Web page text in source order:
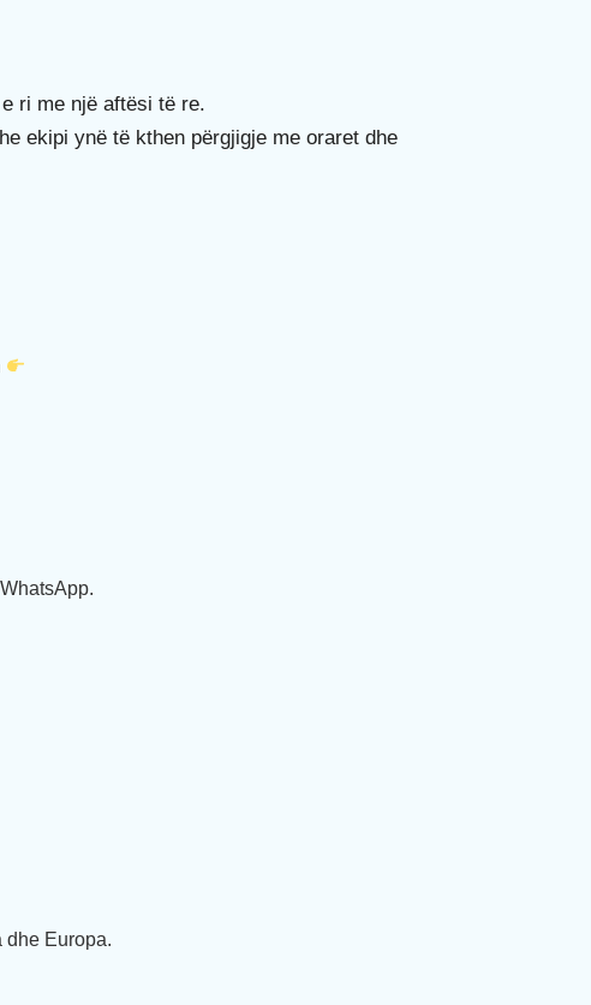
ri me një aftësi të re.
ekipi ynë të kthen përgjigje me oraret dhe
dhe Europa.